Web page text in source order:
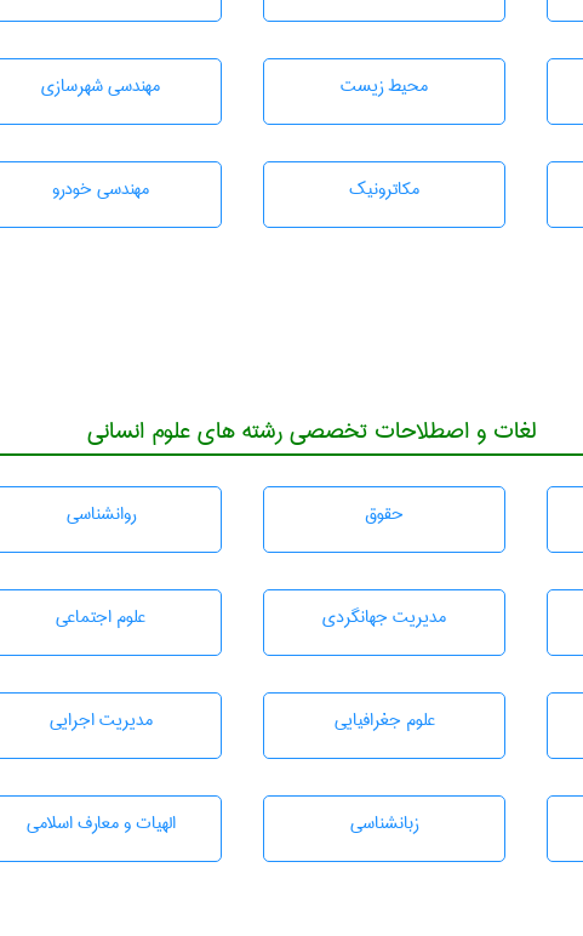
محيط زيست مهندسی شهرسازی
مکاترونیک مهندسی خودرو
لغات و اصطلاحات تخصصی رشته های علوم انسانی
حقوق روانشناسی
مديريت جهانگردی علوم اجتماعی
علوم جغرافيايی مديريت اجرايی
زبانشناسی الهیات و معارف اسلامی